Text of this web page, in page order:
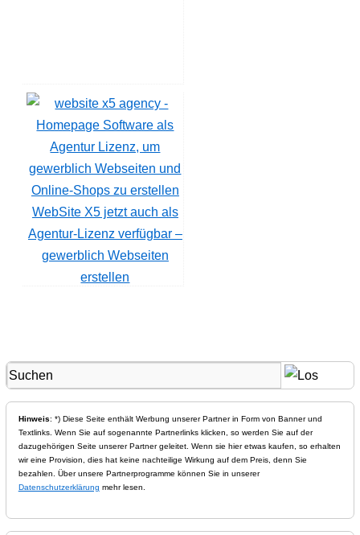
WebSite X5 jetzt auch als
Agentur-Lizenz verfügbar –
gewerblich Webseiten
erstellen
Hinweis: *) Diese Seite enthält Werbung unserer Partner in Form von Banner und
Textlinks. Wenn Sie auf sogenannte Partnerlinks klicken, so werden Sie auf der
dazugehörigen Seite unserer Partner geleitet. Wenn sie hier etwas kaufen, so erhalten
wir eine Provision, dies hat keine nachteilige Wirkung auf dem Preis, denn Sie
bezahlen. Über unsere Partnerprogramme können Sie in unserer
Datenschutzerklärung mehr lesen.